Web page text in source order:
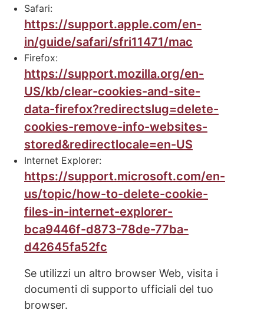
Safari:
https://support.apple.com/en-
in/guide/safari/sfri11471/mac
Firefox:
https://support.mozilla.org/en-
US/kb/clear-cookies-and-site-
data-firefox?redirectslug=delete-
cookies-remove-info-websites-
stored&redirectlocale=en-US
Internet Explorer:
https://support.microsoft.com/en-
us/topic/how-to-delete-cookie-
files-in-internet-explorer-
bca9446f-d873-78de-77ba-
d42645fa52fc
Se utilizzi un altro browser Web, visita i
documenti di supporto ufficiali del tuo
browser.